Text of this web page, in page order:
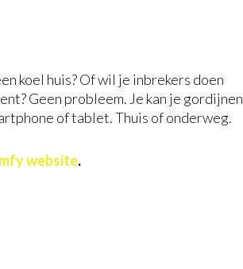
koel huis? Of wil je inbrekers doen
Geen probleem. Je kan je gordijnen
of tablet. Thuis of onderweg.
website.